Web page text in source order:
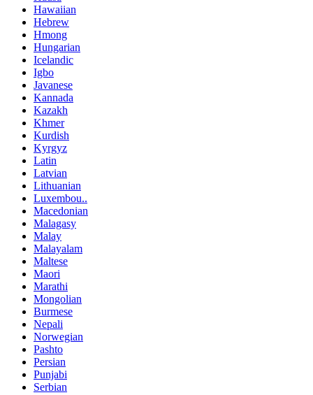
Hawaiian
Hebrew
Hmong
Hungarian
Icelandic
Igbo
Javanese
Kannada
Kazakh
Khmer
Kurdish
Kyrgyz
Latin
Latvian
Lithuanian
Luxembou..
Macedonian
Malagasy
Malay
Malayalam
Maltese
Maori
Marathi
Mongolian
Burmese
Nepali
Norwegian
Pashto
Persian
Punjabi
Serbian